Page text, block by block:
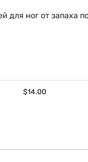
для ног от запаха
$14.00